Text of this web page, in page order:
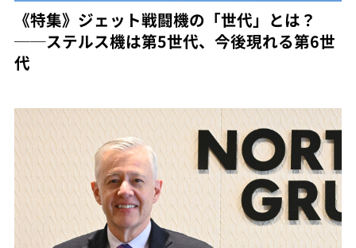
《特集》ジェット戦闘機の「世代」とは？
──ステルス機は第5世代、今後現れる第6世
代